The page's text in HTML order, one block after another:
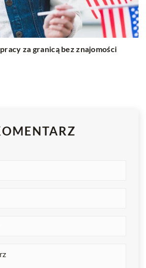
za granicą bez znajomości